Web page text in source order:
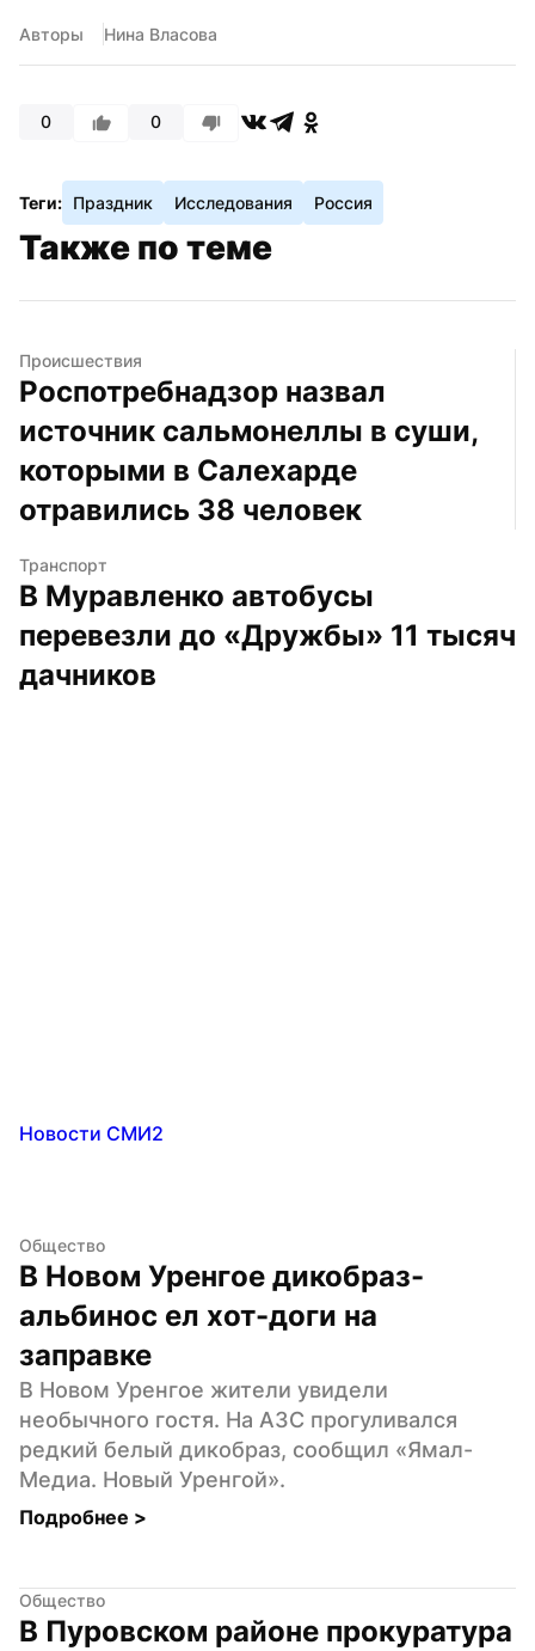
Авторы Нина Власова
0 0
Теги: Праздник Исследования Россия
Также по теме
Происшествия
Роспотребнадзор назвал
источник сальмонеллы в суши,
которыми в Салехарде
отравились 38 человек
Транспорт
В Муравленко автобусы
перевезли до «Дружбы» 11 тысяч
дачников
Новости СМИ2
Общество
В Новом Уренгое дикобраз-
альбинос ел хот-доги на
заправке
В Новом Уренгое жители увидели
необычного гостя. На АЗС прогуливался
редкий белый дикобраз, сообщил «Ямал-
Медиа. Новый Уренгой».
Подробнее >
Общество
В Пуровском районе прокуратура